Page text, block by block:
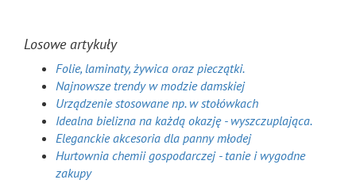
Losowe artykuły
Folie, laminaty, żywica oraz pieczątki.
Najnowsze trendy w modzie damskiej
Urządzenie stosowane np. w stołówkach
Idealna bielizna na każdą okazję - wyszczuplająca.
Eleganckie akcesoria dla panny młodej
Hurtownia chemii gospodarczej - tanie i wygodne
zakupy